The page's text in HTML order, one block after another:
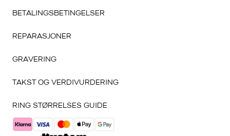
BETALINGSBETINGELSER
REPARASJONER
GRAVERING
TAKST OG VERDIVURDERING
RING STØRRELSES GUIDE